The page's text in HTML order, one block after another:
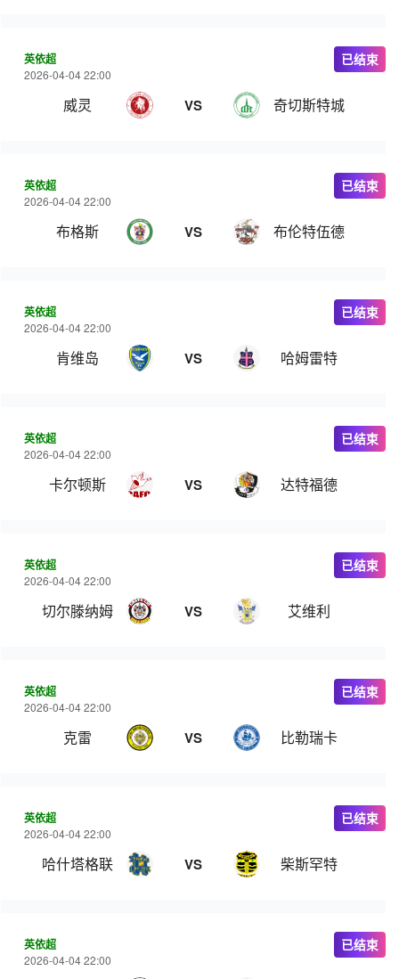
英依超
2026-04-04 22:00
威灵 VS 奇切斯特城
已结束
英依超
2026-04-04 22:00
布格斯 VS 布伦特伍德
已结束
英依超
2026-04-04 22:00
肯维岛 VS 哈姆雷特
已结束
英依超
2026-04-04 22:00
卡尔顿斯 VS 达特福德
已结束
英依超
2026-04-04 22:00
切尔滕纳姆 VS 艾维利
已结束
英依超
2026-04-04 22:00
克雷 VS 比勒瑞卡
已结束
英依超
2026-04-04 22:00
哈什塔格联 VS 柴斯罕特
已结束
英依超
2026-04-04 22:00
已结束